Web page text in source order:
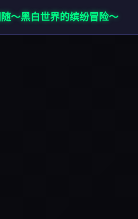
～黑白世界的缤纷冒险～